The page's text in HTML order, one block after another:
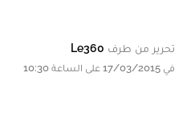
تحرير من طرف Le360
في 17/03/2015 على الساعة 10:30